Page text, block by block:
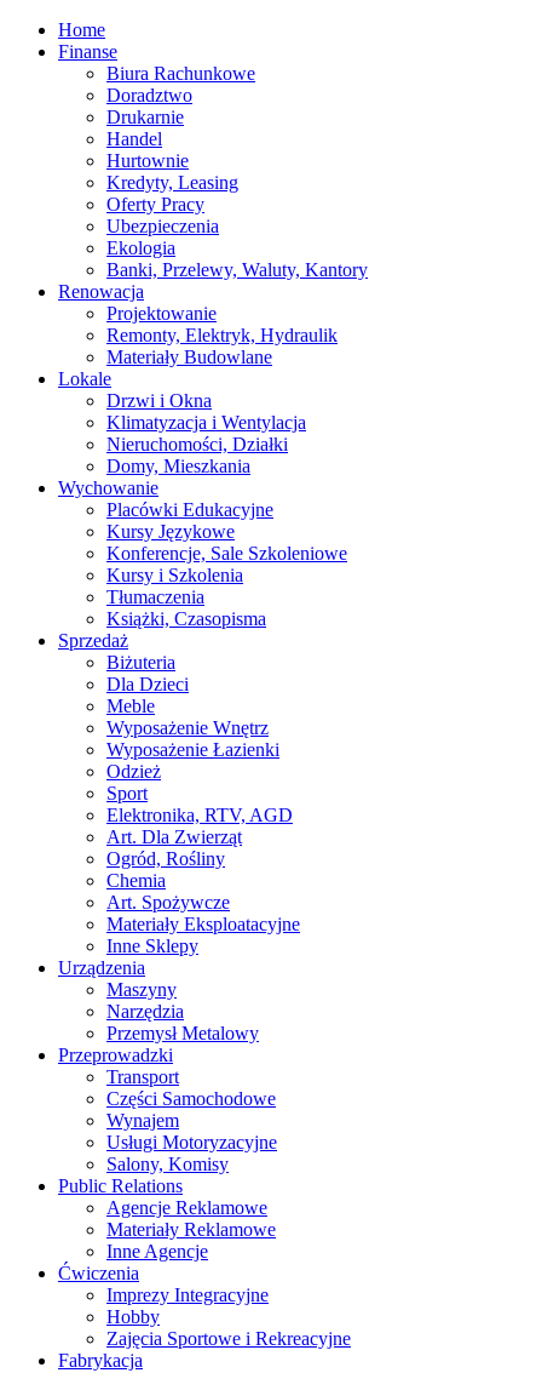
Home
Finanse
Biura Rachunkowe
Doradztwo
Drukarnie
Handel
Hurtownie
Kredyty, Leasing
Oferty Pracy
Ubezpieczenia
Ekologia
Banki, Przelewy, Waluty, Kantory
Renowacja
Projektowanie
Remonty, Elektryk, Hydraulik
Materiały Budowlane
Lokale
Drzwi i Okna
Klimatyzacja i Wentylacja
Nieruchomości, Działki
Domy, Mieszkania
Wychowanie
Placówki Edukacyjne
Kursy Językowe
Konferencje, Sale Szkoleniowe
Kursy i Szkolenia
Tłumaczenia
Książki, Czasopisma
Sprzedaż
Biżuteria
Dla Dzieci
Meble
Wyposażenie Wnętrz
Wyposażenie Łazienki
Odzież
Sport
Elektronika, RTV, AGD
Art. Dla Zwierząt
Ogród, Rośliny
Chemia
Art. Spożywcze
Materiały Eksploatacyjne
Inne Sklepy
Urządzenia
Maszyny
Narzędzia
Przemysł Metalowy
Przeprowadzki
Transport
Części Samochodowe
Wynajem
Usługi Motoryzacyjne
Salony, Komisy
Public Relations
Agencje Reklamowe
Materiały Reklamowe
Inne Agencje
Ćwiczenia
Imprezy Integracyjne
Hobby
Zajęcia Sportowe i Rekreacyjne
Fabrykacja